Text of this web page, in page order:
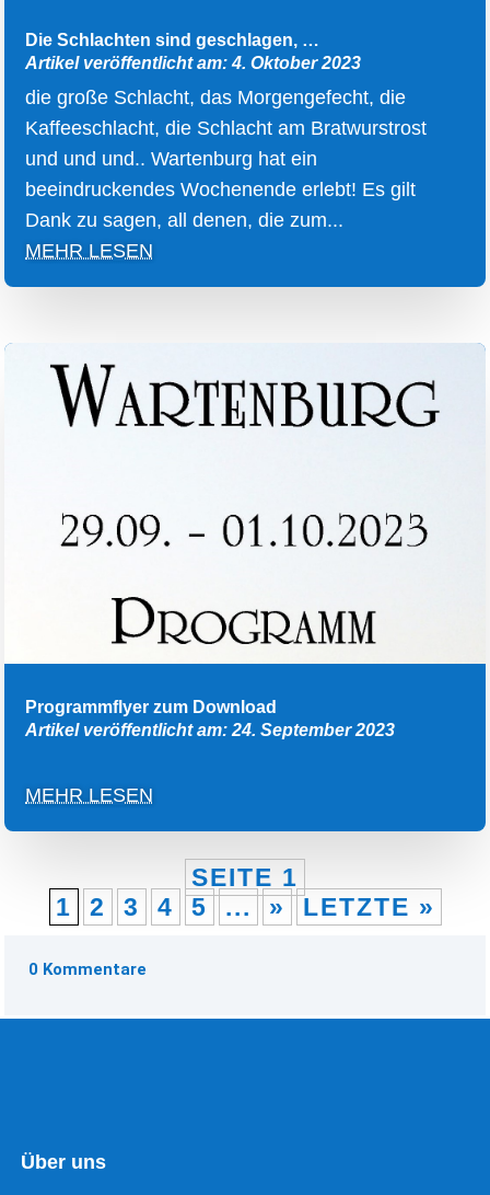
Die Schlachten sind geschlagen, …
Artikel veröffentlicht am: 4. Oktober 2023
die große Schlacht, das Morgengefecht, die
Kaffeeschlacht, die Schlacht am Bratwurstrost
und und und.. Wartenburg hat ein
beeindruckendes Wochenende erlebt! Es gilt
Dank zu sagen, all denen, die zum...
MEHR LESEN
Programmflyer zum Download
Artikel veröffentlicht am: 24. September 2023
MEHR LESEN
SEITE 1
1
2 3 4 5 ... » LETZTE »
0 Kommentare
Über uns